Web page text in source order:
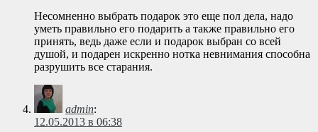
Несомненно выбрать подарок это еще пол дела, надо
уметь правильно его подарить а также правильно его
принять, ведь даже если и подарок выбран со всей
душой, и подарен искренно нотка невнимания способна
разрушить все старания.
admin:
12.05.2013 в 06:38